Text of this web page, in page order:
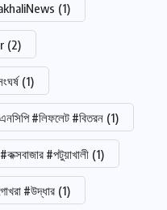
(1)
(2)
(1)
#লিফলেট #বিতরন (1)
#কক্সবাজার #পটুয়াখালী (1)
#উদ্ধার (1)